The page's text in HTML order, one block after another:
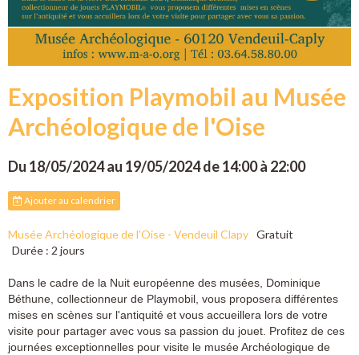
Exposition Playmobil au Musée
Archéologique de l'Oise
Du 18/05/2024au 19/05/2024de 14:00à 22:00
Ajouter au calendrier
Musée Archéologique de l'Oise - Vendeuil Clapy Gratuit
Durée : 2 jours
Dans le cadre de la Nuit européenne des musées, Dominique
Béthune, collectionneur de Playmobil, vous proposera différentes
mises en scènes sur l'antiquité et vous accueillera lors de votre
visite pour partager avec vous sa passion du jouet. Profitez de ces
journées exceptionnelles pour visite le musée Archéologique de